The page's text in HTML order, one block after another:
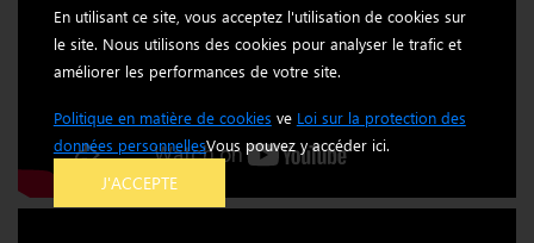
En utilisant ce site, vous acceptez l'utilisation de cookies sur
le site. Nous utilisons des cookies pour analyser le trafic et
améliorer les performances de votre site.
Politique en matière de cookies ve Loi sur la protection des
données personnellesVous pouvez y accéder ici.
J'ACCEPTE